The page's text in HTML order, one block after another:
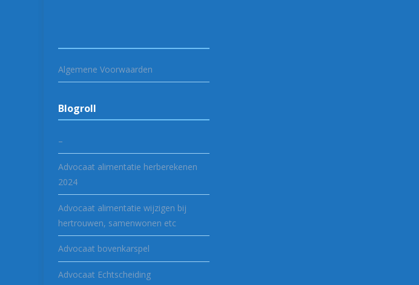
Algemene Voorwaarden
Blogroll
–
Advocaat alimentatie herberekenen
2024
Advocaat alimentatie wijzigen bij
hertrouwen, samenwonen etc
Advocaat bovenkarspel
Advocaat Echtscheiding